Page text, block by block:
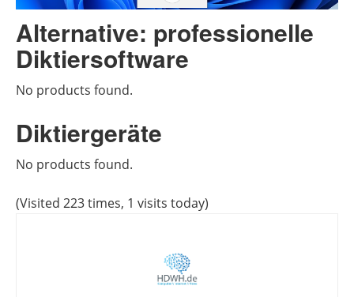
Alternative: professionelle
Diktiersoftware
No products found.
Diktiergeräte
No products found.
(Visited 223 times, 1 visits today)